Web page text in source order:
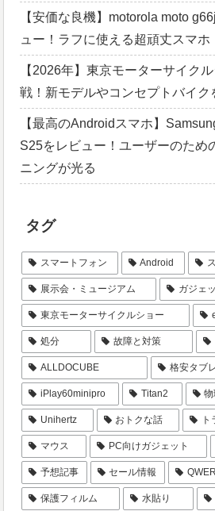
【安価な良機】motorola moto
ュー！ラフに使える超頑丈スマホ
【2026年】東京モーターサイク
戦！新モデルやコンセプトバイク
【最高のAndroidスマホ】
S25をレビュー！ユーザーのため
ニングが光る
タグ
スマートフォン Android
展示会・ミュージアム ガジェ
東京モーターサイクルショー
処分 故障と対策
ALLDOCUBE 格安タブ
iPlay60minipro Titan2
Unihertz おトクな話
マウス PC向けガジェット
予想記事 セール情報
保護フィルム 水貼り